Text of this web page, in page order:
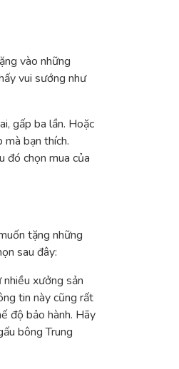
vào những
vui sướng như
gấp ba lần. Hoặc
mà bạn thích.
đó chọn mua của
tặng những
sau đây:
xưởng sản
tin này cũng rất
độ bảo hành. Hãy
bông Trung